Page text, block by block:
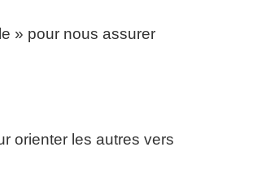
» pour nous assurer
orienter les autres vers